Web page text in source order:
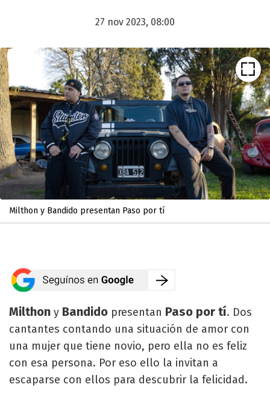
27 nov 2023, 08:00
Milthon y Bandido presentan Paso por tí
Milthon y Bandido presentan Paso por tí. Dos
cantantes contando una situación de amor con
una mujer que tiene novio, pero ella no es feliz
con esa persona. Por eso ello la invitan a
escaparse con ellos para descubrir la felicidad.